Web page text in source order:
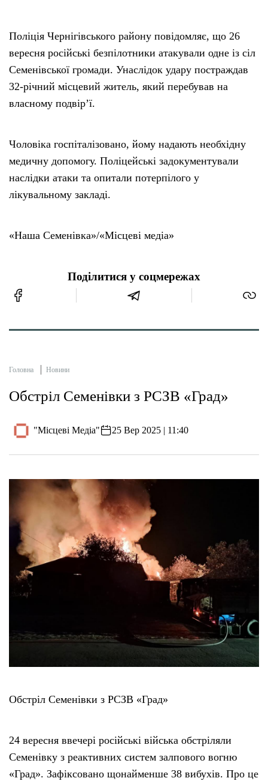
Поліція Чернігівського району повідомляє, що 26
вересня російські безпілотники атакували одне із сіл
Семенівської громади. Унаслідок удару постраждав
32-річний місцевий житель, який перебував на
власному подвір’ї.
Чоловіка госпіталізовано, йому надають необхідну
медичну допомогу. Поліцейські задокументували
наслідки атаки та опитали потерпілого у
лікувальному закладі.
«Наша Семенівка»/«Місцеві медіа»
Поділитися у соцмережах
Головна Новини
Обстріл Семенівки з РСЗВ «Град»
"Місцеві Медіа" 25 Вер 2025 | 11:40
Обстріл Семенівки з РСЗВ «Град»
24 вересня ввечері російські війська обстріляли
Семенівку з реактивних систем залпового вогню
«Град». Зафіксовано щонайменше 38 вибухів. Про це